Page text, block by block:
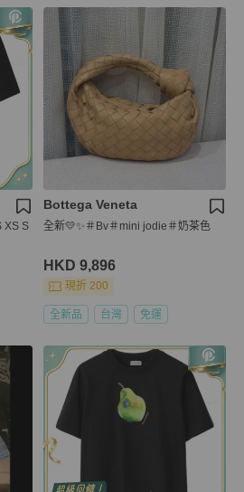
XS S
Bottega Veneta
全新💛✨＃Bv＃mini jodie＃奶茶色
HKD 9,896
現折 200
全新品 台灣 免運